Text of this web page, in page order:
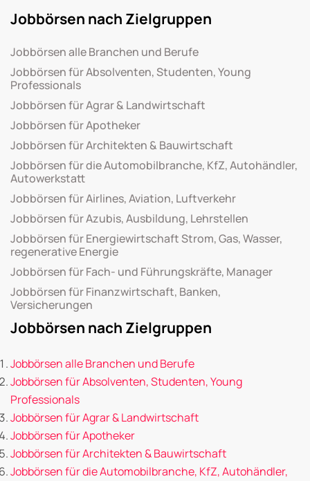
Jobbörsen nach Zielgruppen
Jobbörsen alle Branchen und Berufe
Jobbörsen für Absolventen, Studenten, Young
Professionals
Jobbörsen für Agrar & Landwirtschaft
Jobbörsen für Apotheker
Jobbörsen für Architekten & Bauwirtschaft
Jobbörsen für die Automobilbranche, KfZ, Autohändler,
Autowerkstatt
Jobbörsen für Airlines, Aviation, Luftverkehr
Jobbörsen für Azubis, Ausbildung, Lehrstellen
Jobbörsen für Energiewirtschaft Strom, Gas, Wasser,
regenerative Energie
Jobbörsen für Fach- und Führungskräfte, Manager
Jobbörsen für Finanzwirtschaft, Banken,
Versicherungen
Jobbörsen nach Zielgruppen
Jobbörsen alle Branchen und Berufe
Jobbörsen für Absolventen, Studenten, Young
Professionals
Jobbörsen für Agrar & Landwirtschaft
Jobbörsen für Apotheker
Jobbörsen für Architekten & Bauwirtschaft
Jobbörsen für die Automobilbranche, KfZ, Autohändler,